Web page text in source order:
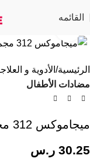
القائمه
to enlarge
الرئيسية الأدوية و
مضادات الأطفال
ميجاموكس 312 مجم معلق 100 مل
30.25 ر.س